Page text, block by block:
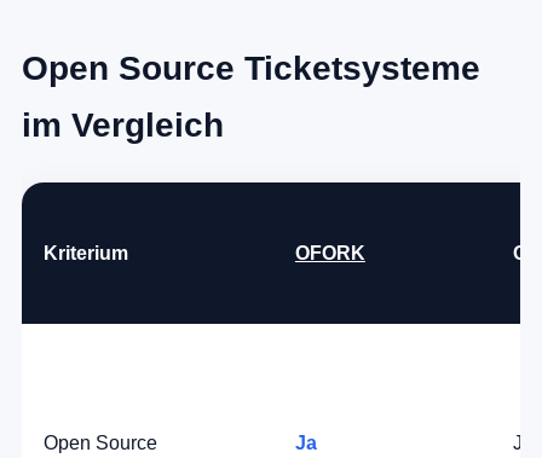
Open Source Ticketsysteme
im Vergleich
Kriterium OFORK
Open Source Ja Ja